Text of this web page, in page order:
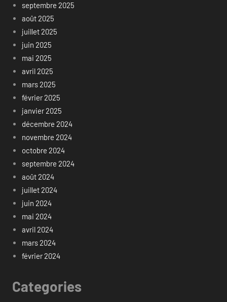
septembre 2025
août 2025
juillet 2025
juin 2025
mai 2025
avril 2025
mars 2025
février 2025
janvier 2025
décembre 2024
novembre 2024
octobre 2024
septembre 2024
août 2024
juillet 2024
juin 2024
mai 2024
avril 2024
mars 2024
février 2024
Categories